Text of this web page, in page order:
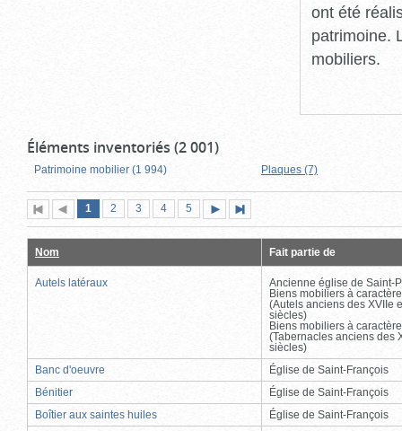
ont été
patrimoine.
mobiliers.
Éléments inventoriés (2 001)
Patrimoine mobilier (1 994) Plaques (7)
Première
page
Page
précédente
Page
1 (page
actuelle)
Page
2 Page
3 Page
4 Page
5
suivante
page
Nom Fait partie de
Autels latéraux
Ancienne église de Saint-
Biens mobiliers à
(Autels anciens des XVIIe
siècles)
Biens mobiliers à
(Tabernacles anciens des
siècles)
Banc d'oeuvre
Église de Saint-François
Bénitier
Église de Saint-François
Boîtier aux saintes huiles
Église de Saint-François